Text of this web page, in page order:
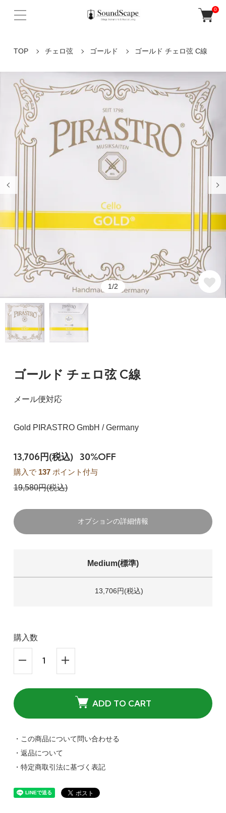
0
TOP チェロ弦 ゴールド ゴールド チェロ弦 C線
1/2
ゴールド チェロ弦 C線
メール便対応
Gold PIRASTRO GmbH / Germany
13,706円(税込) 30%OFF
購入で 137ポイント付与
19,580円(税込)
オプションの詳細情報
Medium(標準)
13,706円(税込)
購入数
ADD TO CART
・この商品について問い合わせる
・返品について
・特定商取引法に基づく表記